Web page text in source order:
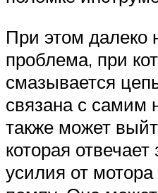
При этом далеко
проблема, при
смазывается
связана с самим
также может
которая
усилия от